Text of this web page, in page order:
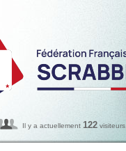
Il y a actuellement 122 visiteurs